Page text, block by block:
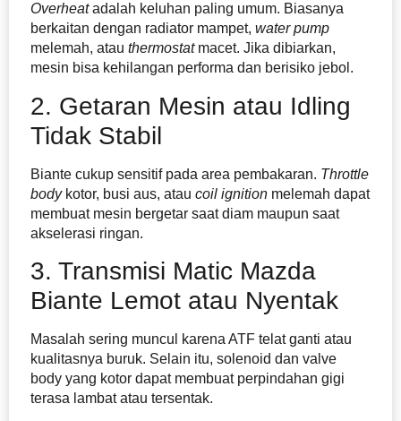
Overheatadalah keluhan paling umum. Biasanya
berkaitan dengan radiator mampet, water pump
melemah, atau thermostat macet. Jika dibiarkan,
mesin bisa kehilangan performa dan berisiko jebol.
2. Getaran Mesin atau Idling
Tidak Stabil
Biante cukup sensitif pada area pembakaran. Throttle
bodykotor, busi aus, atau coil ignition melemah dapat
membuat mesin bergetar saat diam maupun saat
akselerasi ringan.
3. Transmisi Matic Mazda
Biante Lemot atau Nyentak
Masalah sering muncul karena ATF telat ganti atau
kualitasnya buruk. Selain itu, solenoid dan valve
body yang kotor dapat membuat perpindahan gigi
terasa lambat atau tersentak.